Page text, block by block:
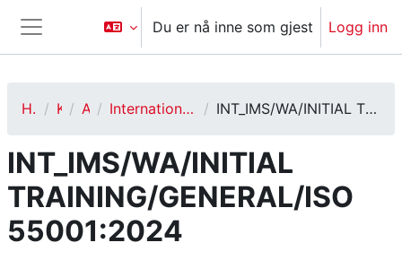
Sidepanel
Du er nå inne som gjest Logg inn
Hjem Kurs ATAF International Auditor Calibration INT_IMS/WA/INITIAL TRAINING/GENERAL/ISO 55001:2024
INT_IMS/WA/INITIAL
TRAINING/GENERAL/ISO
55001:2024